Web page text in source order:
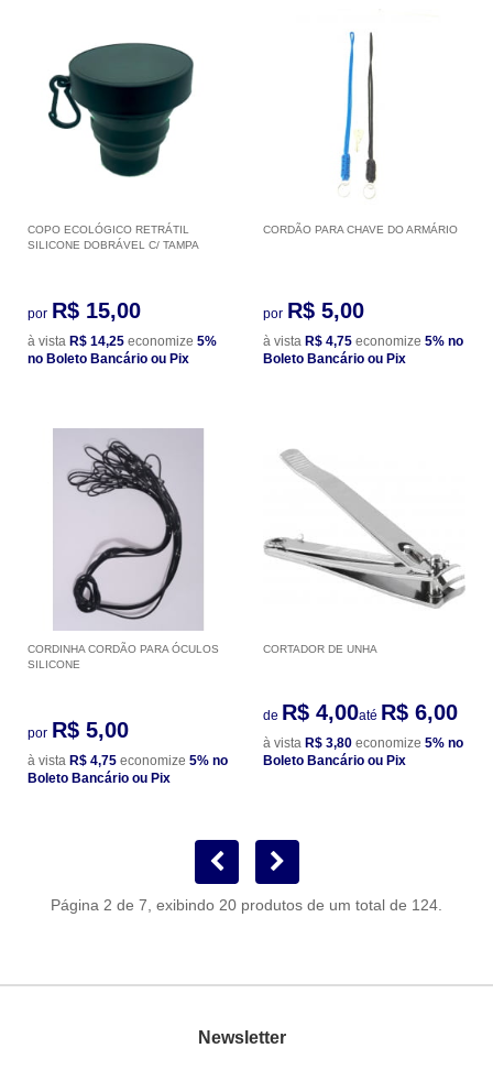
COPO ECOLÓGICO RETRÁTIL
SILICONE DOBRÁVEL C/ TAMPA
por R$ 15,00
à vista R$ 14,25 economize 5%
no Boleto Bancário ou Pix
CORDÃO PARA CHAVE DO ARMÁRIO
por R$ 5,00
à vista R$ 4,75 economize 5% no
Boleto Bancário ou Pix
CORDINHA CORDÃO PARA ÓCULOS
SILICONE
por R$ 5,00
à vista R$ 4,75 economize 5% no
Boleto Bancário ou Pix
CORTADOR DE UNHA
de R$ 4,00até R$ 6,00
à vista R$ 3,80 economize 5% no
Boleto Bancário ou Pix
Página 2 de 7, exibindo 20 produtos de um total de 124.
Newsletter